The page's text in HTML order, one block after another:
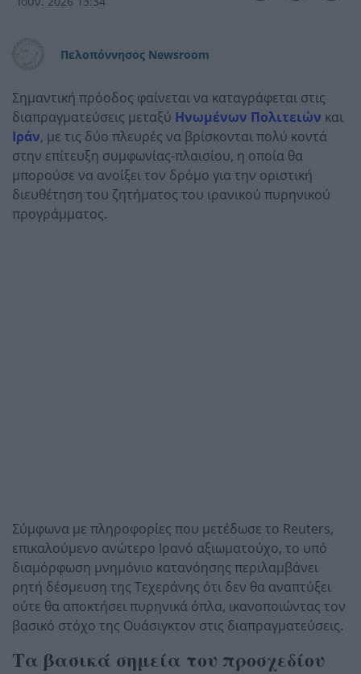
Πελοπόννησος Newsroom
Σημαντική πρόοδος φαίνεται να καταγράφεται στις
διαπραγματεύσεις μεταξύ Ηνωμένων Πολιτειών και
Ιράν, με τις δύο πλευρές να βρίσκονται πολύ κοντά
στην επίτευξη συμφωνίας-πλαισίου, η οποία θα
μπορούσε να ανοίξει τον δρόμο για την οριστική
διευθέτηση του ζητήματος του ιρανικού πυρηνικού
προγράμματος.
Σύμφωνα με πληροφορίες που μετέδωσε το Reuters,
επικαλούμενο ανώτερο Ιρανό αξιωματούχο, το υπό
διαμόρφωση μνημόνιο κατανόησης περιλαμβάνει
ρητή δέσμευση της Τεχεράνης ότι δεν θα αναπτύξει
ούτε θα αποκτήσει πυρηνικά όπλα, ικανοποιώντας τον
βασικό στόχο της Ουάσιγκτον στις διαπραγματεύσεις.
Τα βασικά σημεία του προσχεδίου